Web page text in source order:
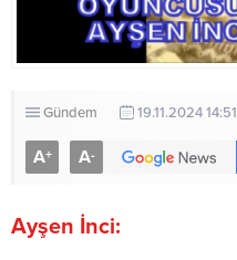
Gündem 19.11.2024 14:51
A+ A-
Ayşen İnci: